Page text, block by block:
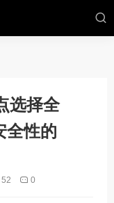
选择全
全性的
52 0